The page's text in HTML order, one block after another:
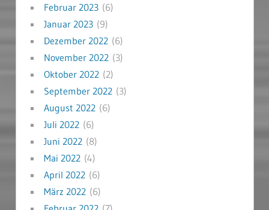
Februar 2023(6)
Januar 2023(9)
Dezember 2022(6)
November 2022(3)
Oktober 2022(2)
September 2022(3)
August 2022(6)
Juli 2022(6)
Juni 2022(8)
Mai 2022(4)
April 2022(6)
März 2022(6)